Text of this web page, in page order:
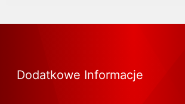
Dodatkowe Informacje